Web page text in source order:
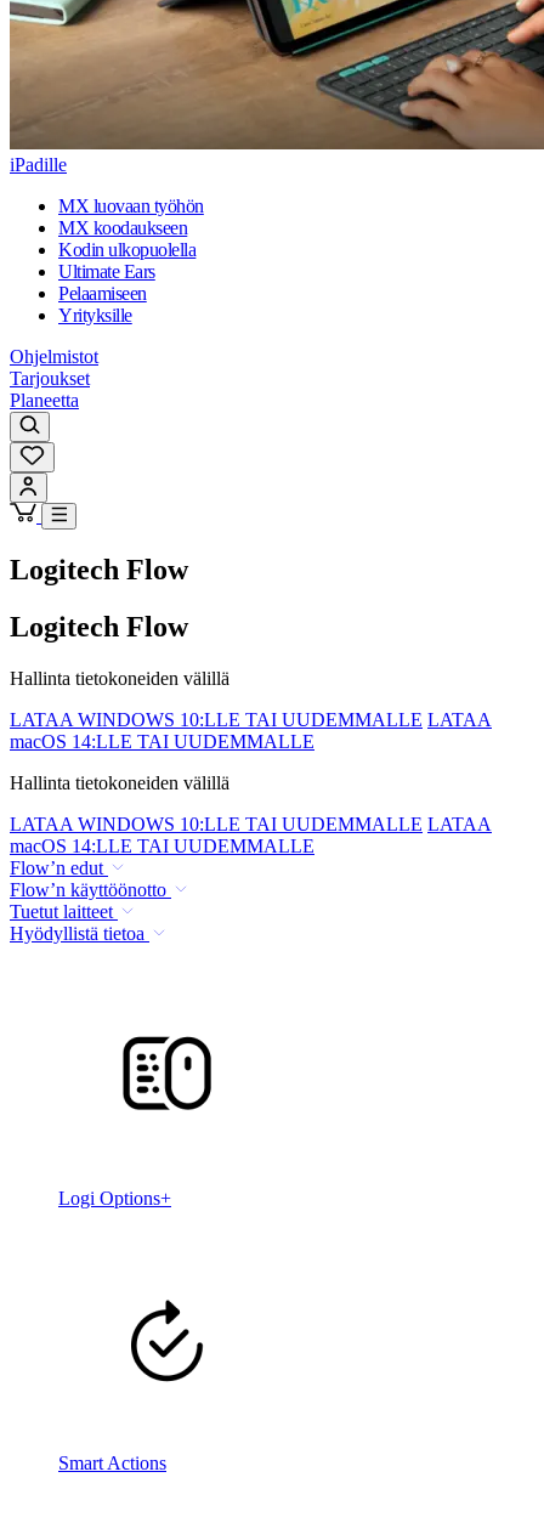
iPadille
MX luovaan työhön
MX koodaukseen
Kodin ulkopuolella
Ultimate Ears
Pelaamiseen
Yrityksille
Ohjelmistot
Tarjoukset
Planeetta
Logitech Flow
Logitech Flow
Hallinta tietokoneiden välillä
LATAA WINDOWS 10:LLE TAI UUDEMMALLE LATAA
macOS 14:LLE TAI UUDEMMALLE
Hallinta tietokoneiden välillä
LATAA WINDOWS 10:LLE TAI UUDEMMALLE LATAA
macOS 14:LLE TAI UUDEMMALLE
Flow’n edut
Flow’n käyttöönotto
Tuetut laitteet
Hyödyllistä tietoa
Logi Options+
Smart Actions